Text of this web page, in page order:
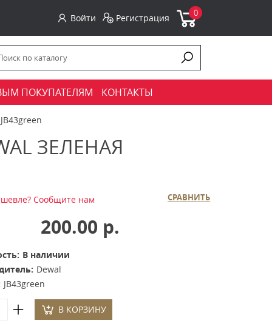
Войти Регистрация 0
ПОКУПАТЕЛЯМ КОНТАКТЫ
ЗЕЛЕНАЯ
СРАВНИТЬ
Сообщите нам
200.00 р.
В наличии
Dewal
JB43green
В КОРЗИНУ